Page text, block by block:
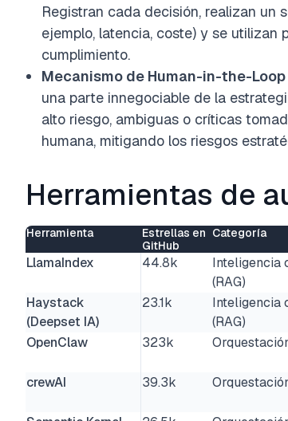
Registran cada decisión, realizan un
ejemplo, latencia, coste) y se
cumplimiento.
Mecanismo de Human-in-the-Loop
una parte innegociable de la
alto riesgo, ambiguas o críticas
humana, mitigando los riesgos
Herramientas de
Herramienta
Estrellas en
GitHub
Categoría
LlamaIndex 44.8k
Inteligencia
(RAG)
Haystack
(Deepset IA)
23.1k
Inteligencia
(RAG)
OpenClaw 323k
crewAI
39.3k